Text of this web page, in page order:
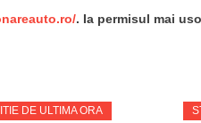
. Ia permisul mai
DE ULTIMA ORA